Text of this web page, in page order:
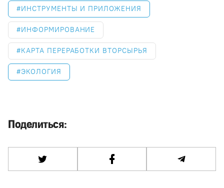
ИНСТРУМЕНТЫ И ПРИЛОЖЕНИЯ
ИНФОРМИРОВАНИЕ
КАРТА ПЕРЕРАБОТКИ ВТОРСЫРЬЯ
ЭКОЛОГИЯ
Поделиться: